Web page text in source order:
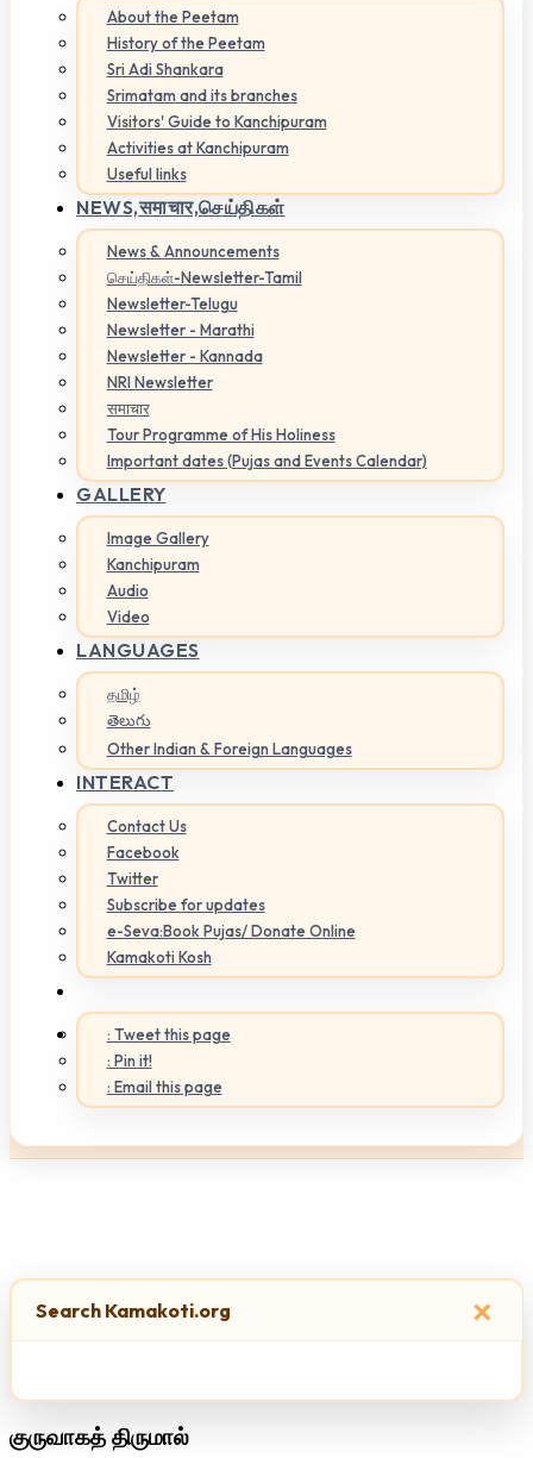
About the Peetam
History of the Peetam
Sri Adi Shankara
Srimatam and its branches
Visitors' Guide to Kanchipuram
Activities at Kanchipuram
Useful links
NEWS,समाचार,செய்திகள்
News & Announcements
செய்திகள்-Newsletter-Tamil
Newsletter-Telugu
Newsletter - Marathi
Newsletter - Kannada
NRI Newsletter
समाचार
Tour Programme of His Holiness
Important dates (Pujas and Events Calendar)
GALLERY
Image Gallery
Kanchipuram
Audio
Video
LANGUAGES
தமிழ்
తెలుగు
Other Indian & Foreign Languages
INTERACT
Contact Us
Facebook
Twitter
Subscribe for updates
e-Seva:Book Pujas/ Donate Online
Kamakoti Kosh
: Tweet this page
: Pin it!
: Email this page
×
Search Kamakoti.org
குருவாகத் திருமால்